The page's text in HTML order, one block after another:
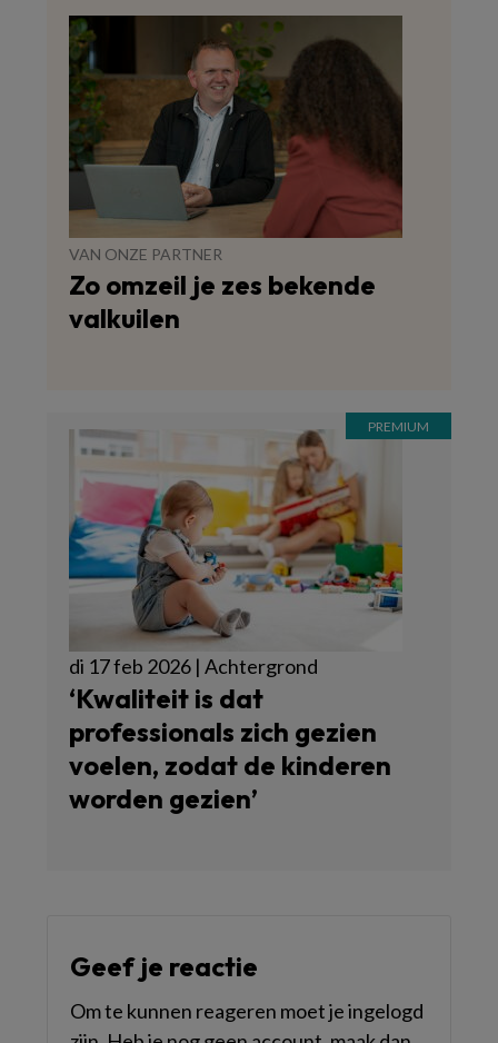
VAN ONZE PARTNER
Zo omzeil je zes bekende
valkuilen
di 17 feb 2026 | Achtergrond
‘Kwaliteit is dat
professionals zich gezien
voelen, zodat de kinderen
worden gezien’
Geef je reactie
Om te kunnen reageren moet je ingelogd